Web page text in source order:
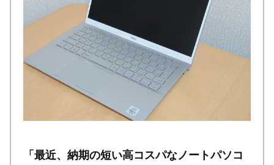
「最近、納期の短い高コスパなノートパソコ